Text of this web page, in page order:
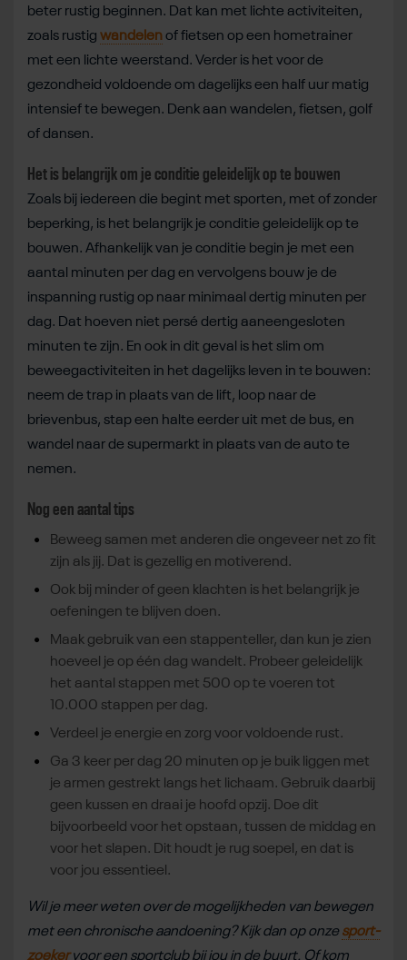
beter rustig beginnen. Dat kan met lichte activiteiten,
zoals rustig wandelenof fietsen op een hometrainer
met een lichte weerstand. Verder is het voor de
gezondheid voldoende om dagelijks een half uur matig
intensief te bewegen. Denk aan wandelen, fietsen, golf
of dansen.
Het is belangrijk om je conditie geleidelijk op te bouwen
Zoals bij iedereen die begint met sporten, met of zonder
beperking, is het belangrijk je conditie geleidelijk op te
bouwen. Afhankelijk van je conditie begin je met een
aantal minuten per dag en vervolgens bouw je de
inspanning rustig op naar minimaal dertig minuten per
dag. Dat hoeven niet persé dertig aaneengesloten
minuten te zijn. En ook in dit geval is het slim om
beweegactiviteiten in het dagelijks leven in te bouwen:
neem de trap in plaats van de lift, loop naar de
brievenbus, stap een halte eerder uit met de bus, en
wandel naar de supermarkt in plaats van de auto te
nemen.
Nog een aantal tips
Beweeg samen met anderen die ongeveer net zo fit
zijn als jij. Dat is gezellig en motiverend.
Ook bij minder of geen klachten is het belangrijk je
oefeningen te blijven doen.
Maak gebruik van een stappenteller, dan kun je zien
hoeveel je op één dag wandelt. Probeer geleidelijk
het aantal stappen met 500 op te voeren tot
10.000 stappen per dag.
Verdeel je energie en zorg voor voldoende rust.
Ga 3 keer per dag 20 minuten op je buik liggen met
je armen gestrekt langs het lichaam. Gebruik daarbij
geen kussen en draai je hoofd opzij. Doe dit
bijvoorbeeld voor het opstaan, tussen de middag en
voor het slapen. Dit houdt je rug soepel, en dat is
voor jou essentieel.
Wil je meer weten over de mogelijkheden van bewegen
met een chronische aandoening? Kijk dan op onzesport-
zoekervoor een sportclub bij jou in de buurt. Of kom